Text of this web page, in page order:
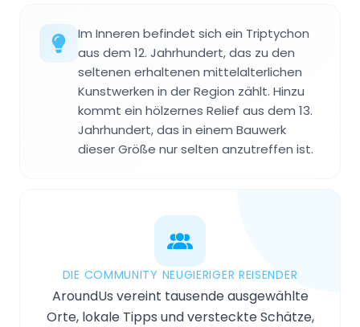
Im Inneren befindet sich ein Triptychon
aus dem 12. Jahrhundert, das zu den
seltenen erhaltenen mittelalterlichen
Kunstwerken in der Region zählt. Hinzu
kommt ein hölzernes Relief aus dem 13.
Jahrhundert, das in einem Bauwerk
dieser Größe nur selten anzutreffen ist.
DIE COMMUNITY NEUGIERIGER REISENDER
AroundUs vereint tausende ausgewählte
Orte, lokale Tipps und versteckte Schätze,